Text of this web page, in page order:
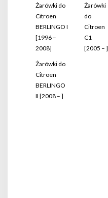
Żarówki do
Citroen
BERLINGO I
[1996 –
2008]
Żarówki do
Citroen
BERLINGO
II [2008 – ]
Żarówki
do
Citroen
C1
[2005 – ]